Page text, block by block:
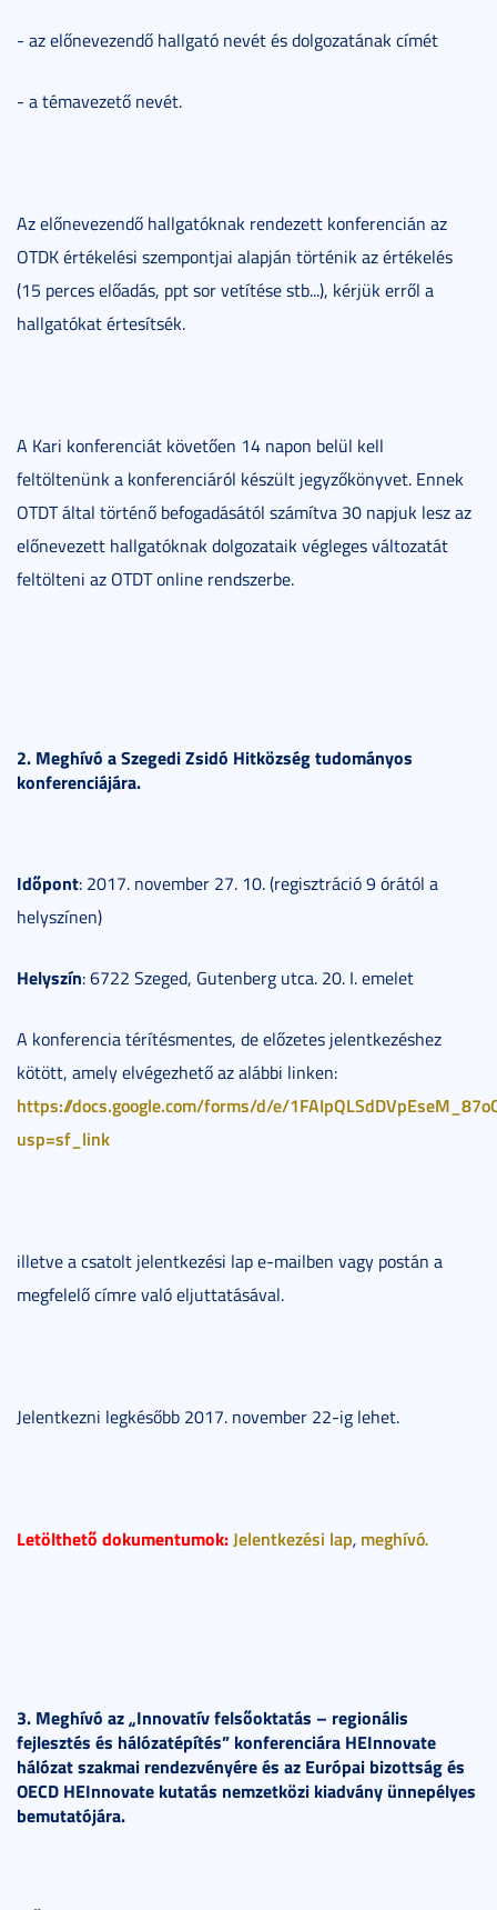
- az előnevezendő hallgató nevét és dolgozatának címét
- a témavezető nevét.
Az előnevezendő hallgatóknak rendezett konferencián az
OTDK értékelési szempontjai alapján történik az értékelés
(15 perces előadás, ppt sor vetítése stb...), kérjük erről a
hallgatókat értesítsék.
A Kari konferenciát követően 14 napon belül kell
feltöltenünk a konferenciáról készült jegyzőkönyvet. Ennek
OTDT által történő befogadásától számítva 30 napjuk lesz az
előnevezett hallgatóknak dolgozataik végleges változatát
feltölteni az OTDT online rendszerbe.
2. Meghívó a Szegedi Zsidó Hitközség tudományos
konferenciájára.
Időpont: 2017. november 27. 10. (regisztráció 9 órától a
helyszínen)
Helyszín: 6722 Szeged, Gutenberg utca. 20. I. emelet
A konferencia térítésmentes, de előzetes jelentkezéshez
kötött, amely elvégezhető az alábbi linken:
https://docs.google.com/forms/d/e/
usp=sf_link
illetve a csatolt jelentkezési lap e-mailben vagy postán a
megfelelő címre való eljuttatásával.
Jelentkezni legkésőbb 2017. november 22-ig lehet.
Letölthető dokumentumok:Jelentkezési lap, meghívó.
3. Meghívó az „Innovatív felsőoktatás – regionális
fejlesztés és hálózatépítés” konferenciára HEInnovate
hálózat szakmai rendezvényére és az Európai bizottság és
OECD HEInnovate kutatás nemzetközi kiadvány ünnepélyes
bemutatójára.